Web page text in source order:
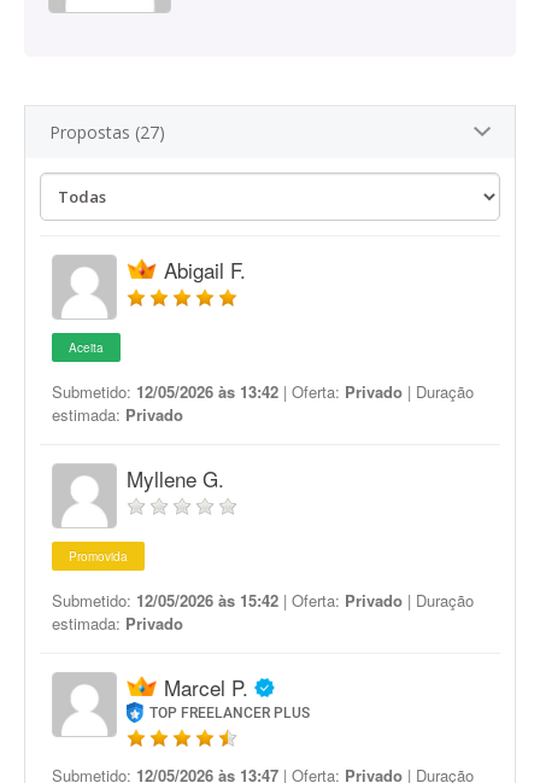
Propostas (27)
Abigail F.
Aceita
Submetido: 12/05/2026 às 13:42 | Oferta: Privado | Duração
estimada: Privado
Myllene G.
Promovida
Submetido: 12/05/2026 às 15:42 | Oferta: Privado | Duração
estimada: Privado
Marcel P.
TOP FREELANCER PLUS
Submetido: 12/05/2026 às 13:47 | Oferta: Privado | Duração